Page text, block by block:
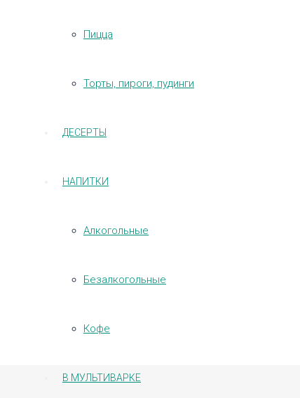
Пицца
Торты, пироги, пудинги
ДЕСЕРТЫ
НАПИТКИ
Алкогольные
Безалкогольные
Кофе
В МУЛЬТИВАРКЕ